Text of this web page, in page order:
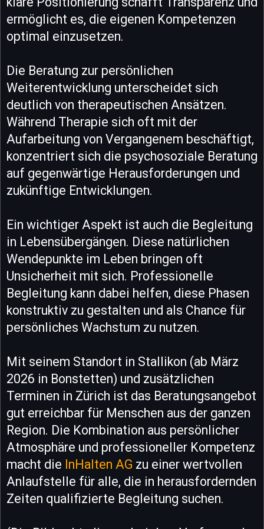
ermöglicht es, die eigenen Kompetenzen
optimal einzusetzen.
Die Beratung zur persönlichen
Weiterentwicklung unterscheidet sich
deutlich von therapeutischen Ansätzen.
Während Therapie sich oft mit der
Aufarbeitung von Vergangenem beschäftigt,
konzentriert sich die psychosoziale Beratung
auf gegenwärtige Herausforderungen und
zukünftige Entwicklungen.
Ein wichtiger Aspekt ist auch die Begleitung
in Lebensübergängen. Diese natürlichen
Wendepunkte im Leben bringen oft
Unsicherheit mit sich. Professionelle
Begleitung kann dabei helfen, diese Phasen
konstruktiv zu gestalten und als Chance für
persönliches Wachstum zu nutzen.
Mit seinem Standort in Stallikon (ab März
2026 in Bonstetten) und zusätzlichen
Terminen in Zürich ist das Beratungsangebot
gut erreichbar für Menschen aus der ganzen
Region. Die Kombination aus persönlicher
Atmosphäre und professioneller Kompetenz
macht die InHalten AG zu einer wertvollen
Anlaufstelle für alle, die in herausfordernden
Zeiten qualifizierte Begleitung suchen.